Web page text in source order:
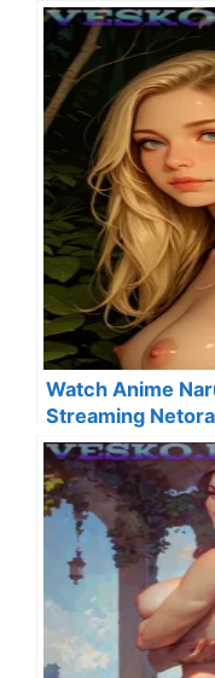
Watch Anime
Streaming